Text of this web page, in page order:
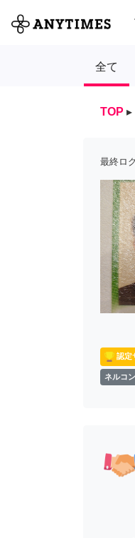
全て
TOP ▸
最終ロ
認定
ネルコ